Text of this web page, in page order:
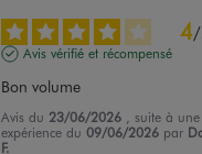
4/
Avis vérifié et récompensé
Bon volume
Avis du 23/06/2026
, suite à une
expérience du09/06/2026 par
F.